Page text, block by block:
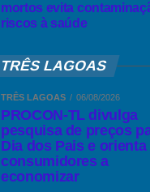
mortos evita
riscos à saúde
TRÊS LAGOAS
TRÊS LAGOAS 06/08/2026
PROCON-TL divulga
pesquisa de preços
Dia dos Pais e orienta
consumidores a
economizar